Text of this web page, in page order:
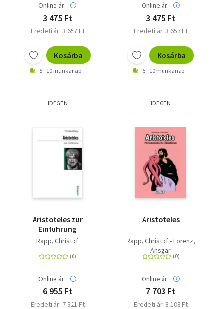
Online ár:
3 475 Ft
Eredeti ár: 3 657 Ft
Kosárba
5 - 10 munkanap
Online ár:
3 475 Ft
Eredeti ár: 3 657 Ft
Kosárba
5 - 10 munkanap
IDEGEN
Aristoteles zur
Einführung
Rapp, Christof
Online ár:
6 955 Ft
Eredeti ár: 7 321 Ft
IDEGEN
Aristoteles
Rapp, Christof - Lorenz,
Ansgar
Online ár:
7 703 Ft
Eredeti ár: 8 108 Ft